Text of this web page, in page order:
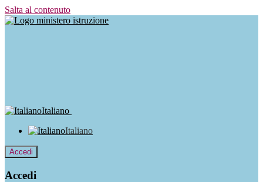
Salta al contenuto
Italiano
Italiano
Accedi
Accedi